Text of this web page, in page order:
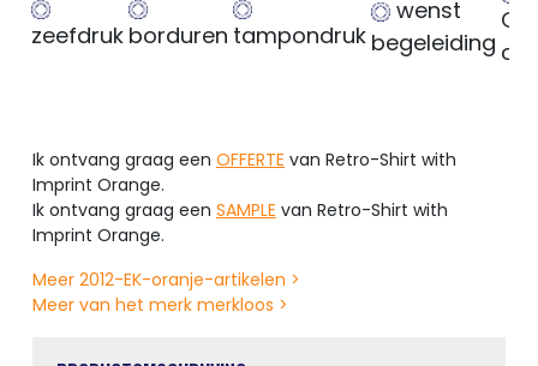
zeefdruk borduren tampondruk
wenst
begeleiding
Ik ontvang graag een OFFERTE van Retro-Shirt with
Imprint Orange.
Ik ontvang graag een SAMPLE van Retro-Shirt with
Imprint Orange.
Meer 2012-EK-oranje-artikelen >
Meer van het merk merkloos >